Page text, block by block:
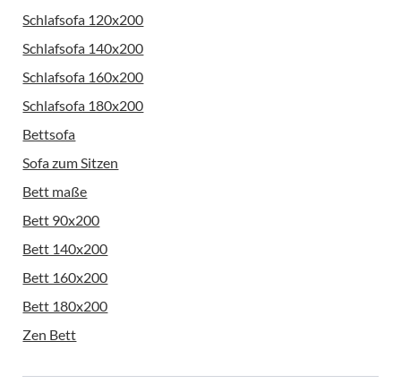
Schlafsofa 120x200
Schlafsofa 140x200
Schlafsofa 160x200
Schlafsofa 180x200
Bettsofa
Sofa zum Sitzen
Bett maße
Bett 90x200
Bett 140x200
Bett 160x200
Bett 180x200
Zen Bett